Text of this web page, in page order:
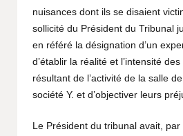
nuisances dont ils se disaient
sollicité du Président du Tribunal
en référé la désignation d’un
d’établir la réalité et l’intensité
résultant de l’activité de la salle
société Y. et d’objectiver leurs
Le Président du tribunal avait,